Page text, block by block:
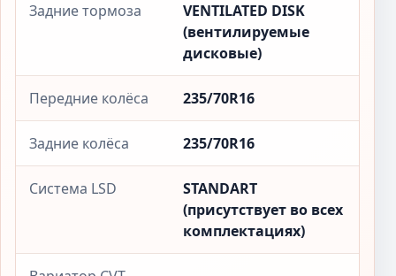
Задние тормоза
VENTILATED DISK
(вентилируемые
дисковые)
Передние колёса 235/70R16
Задние колёса 235/70R16
Система LSD
STANDART
(присутствует во всех
комплектациях)